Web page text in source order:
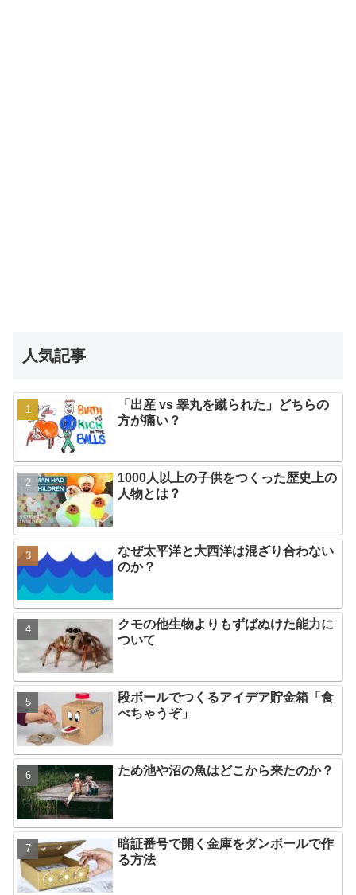
人気記事
「出産 vs 睾丸を蹴られた」どちらの
方が痛い？
1000人以上の子供をつくった歴史上の
人物とは？
なぜ太平洋と大西洋は混ざり合わない
のか？
クモの他生物よりもずばぬけた能力に
ついて
段ボールでつくるアイデア貯金箱「食
べちゃうぞ」
ため池や沼の魚はどこから来たのか？
暗証番号で開く金庫をダンボールで作
る方法